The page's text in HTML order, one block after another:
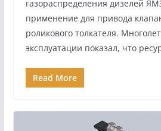
газораспределения дизелей
применение для привода
роликового толкателя.
эксплуатации показал, что
Read More